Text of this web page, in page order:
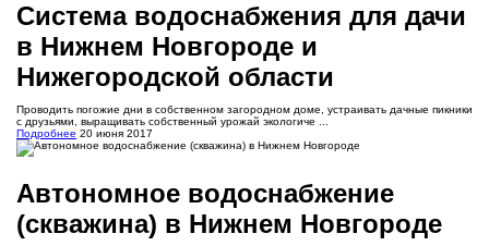
Система водоснабжения для дачи
в Нижнем Новгороде и
Нижегородской области
Проводить погожие дни в собственном загородном доме, устраивать дачные пикники
с друзьями, выращивать собственный урожай экологиче ...
Подробнее 20 июня 2017
Автономное водоснабжение
(скважина) в Нижнем Новгороде